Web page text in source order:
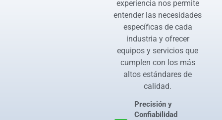
experiencia nos permite
entender las necesidades
específicas de cada
industria y ofrecer
equipos y servicios que
cumplen con los más
altos estándares de
calidad.
Precisión y
Confiabilidad